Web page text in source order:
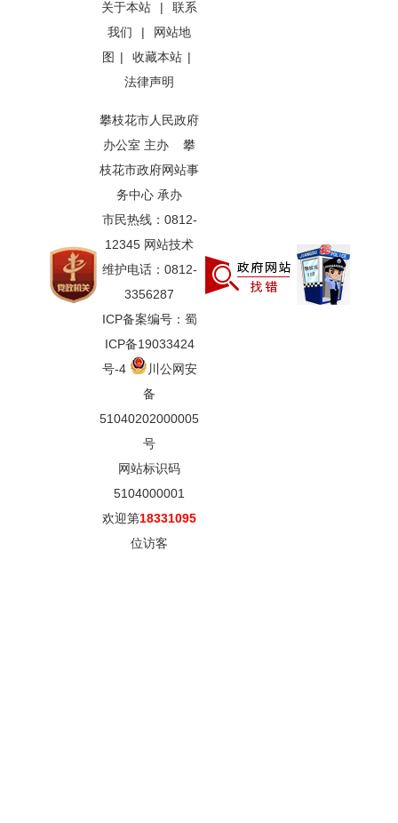
关于本站 |
联系
我们
|
网站地
图 | 收藏本站 |
法律声明
攀枝花市人民政府
办公室 主办 攀
枝花市政府网站事
务中心 承办
市民热线：0812-
12345 网站技术
维护电话：0812-
3356287
ICP备案编号：蜀
ICP备19033424
号-4
川公网安
备
51040202000005
号
网站标识码
5104000001
欢迎第18331095
位访客